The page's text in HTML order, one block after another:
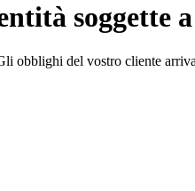
soggette
obblighi del vostro cliente